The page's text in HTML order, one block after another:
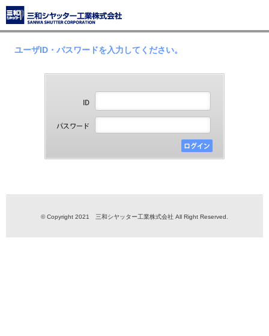
ユーザID・パスワードを入力してください。
© Copyright 2021 三和シヤッター工業株式会社 All Right Reserved.